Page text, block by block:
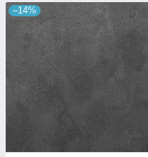
–14%